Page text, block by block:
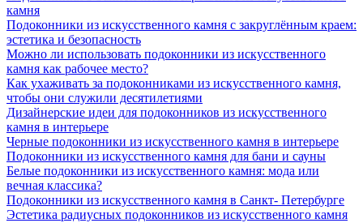
камня
Подоконники из искусственного камня с закруглённым краем:
эстетика и безопасность
Можно ли использовать подоконники из искусственного
камня как рабочее место?
Как ухаживать за подоконниками из искусственного камня,
чтобы они служили десятилетиями
Дизайнерские идеи для подоконников из искусственного
камня в интерьере
Черные подоконники из искусственного камня в интерьере
Подоконники из искусственного камня для бани и сауны
Белые подоконники из искусственного камня: мода или
вечная классика?
Подоконники из искусственного камня в Санкт- Петербурге
Эстетика радиусных подоконников из искусственного камня